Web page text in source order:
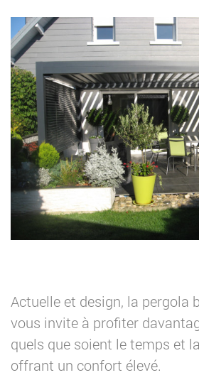
Actuelle et design, la pergola
vous invite à profiter
quels que soient le temps et
offrant un confort élevé.